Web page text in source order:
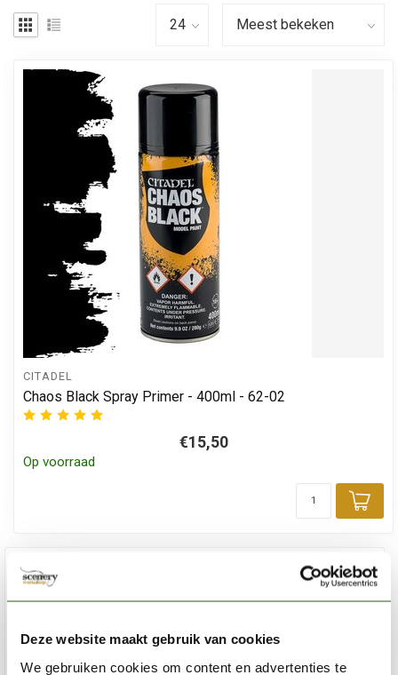
Deze website maakt gebruik van cookies
We gebruiken cookies om content en advertenties te
CITADEL
Chaos Black Spray Primer - 400ml - 62-02
€15,50
Op voorraad